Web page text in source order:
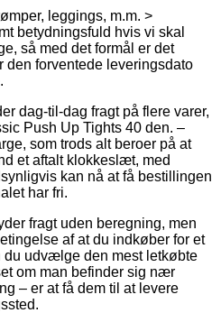
leggings, m.m. >
betydningsfuld hvis vi skal
så med det formål er det
forventede leveringsdato
dag-til-dag fragt på flere varer,
Push Up Tights 40 den. –
som trods alt beroer på at
et aftalt klokkeslæt, med
kan nå at få bestillingen
har fri.
fragt uden beregning, men
af at du indkøber for et
du udvælge den mest letkøbte
om man befinder sig nær
– er at få dem til at levere